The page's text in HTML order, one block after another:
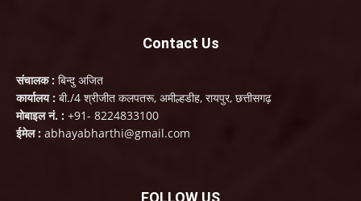
Contact Us
संचालक : बिन्दु अजित
कार्यालय : बी./4 श्रीजीत कलपतरू, अमील्हडीह, रायपुर, छत्तीसगढ़
मोबाइल नं. : +91- 8224833100
ईमेल : abhayabharthi@gmail.com
FOLLOW US